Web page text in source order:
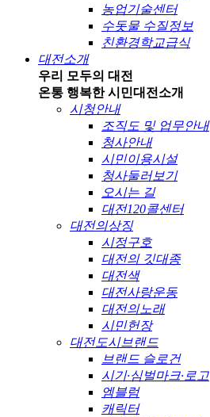
농업기술센터
수돗물 수질정보
친환경학교급식
대전소개
우리 모두의 대전
온통 행복한 시민대전소개
시청안내
조직도 및 업무안내
청사안내
시민이용시설
청사둘러보기
오시는 길
대전120콜센터
대전의상징
시정구호
대전의 깃대종
대전색
대전사랑운동
대전의노래
시민헌장
대전도시브랜드
브랜드 슬로건
시기·심벌마크·로고
엠블럼
캐릭터